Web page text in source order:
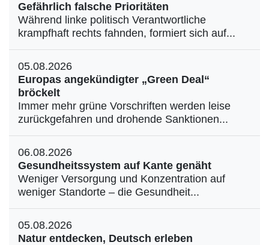
Gefährlich falsche Prioritäten
Während linke politisch Verantwortliche
krampfhaft rechts fahnden, formiert sich auf...
05.08.2026
Europas angekündigter „Green Deal“
bröckelt
Immer mehr grüne Vorschriften werden leise
zurückgefahren und drohende Sanktionen...
06.08.2026
Gesundheitssystem auf Kante genäht
Weniger Versorgung und Konzentration auf
weniger Standorte – die Gesundheit...
05.08.2026
Natur entdecken, Deutsch erleben